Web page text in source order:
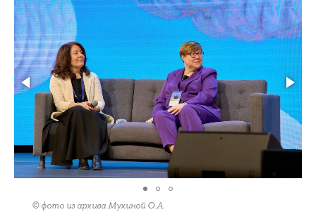
© фото из архива Мухиной О.А.